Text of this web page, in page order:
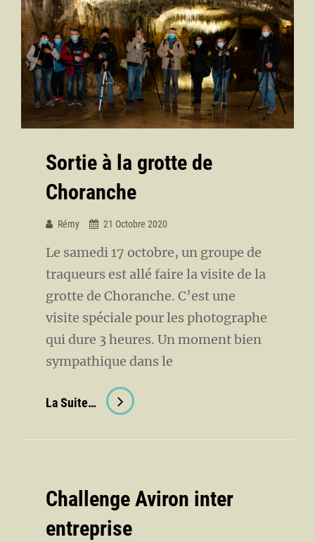
Sortie à la grotte de
Choranche
Rémy 21 Octobre 2020
Le samedi 17 octobre, un groupe de
traqueurs est allé faire la visite de la
grotte de Choranche. C’est une
visite spéciale pour les photographe
qui dure 3 heures. Un moment bien
sympathique dans le
La Suite… Sortie
La
Choranche
Challenge Aviron inter
entreprise